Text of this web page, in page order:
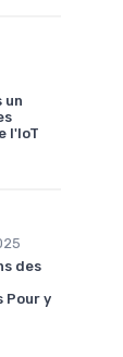
un
l'IoT
des
Pour y